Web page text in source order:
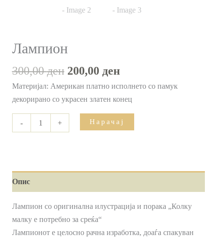
Лампион
300,00ден 200,00 ден
Материјал: Американ платно исполнето со памук
декорирано со украсен златен конец
- + Нарачај
Опис
Лампион со оригинална илустрација и порака „Колку
малку е потребно за среќа“
Лампионот е целосно рачна изработка, доаѓа спакуван